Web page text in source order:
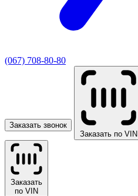
(067) 708-80-80
Заказать звонок
Заказать по VIN
Заказать
по VIN